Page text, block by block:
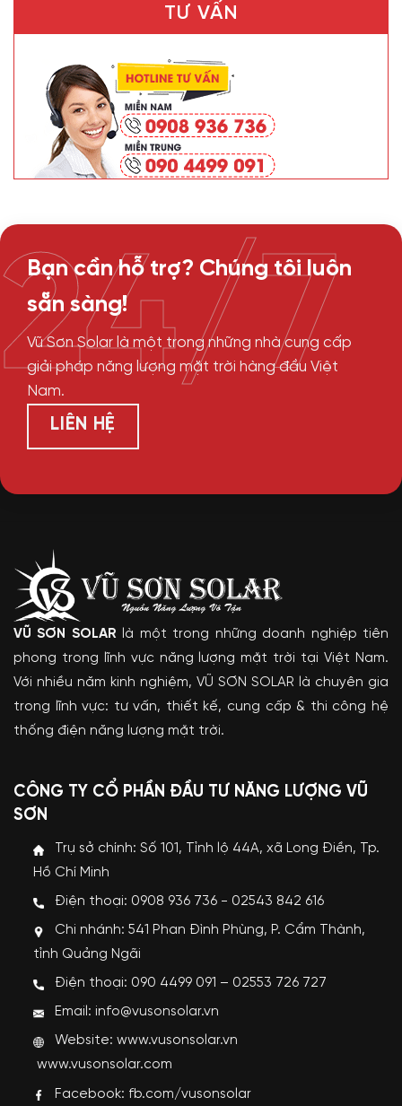
TƯ VẤN
Bạn cần hỗ trợ? Chúng tôi luôn
sẵn sàng!
Vũ Sơn Solar là một trong những nhà cung cấp
giải pháp năng lượng mặt trời hàng đầu Việt
Nam.
LIÊN HỆ
24/7
VŨ SƠN SOLAR là một trong những doanh nghiệp tiên
phong trong lĩnh vực năng lượng mặt trời tại Việt Nam.
Với nhiều năm kinh nghiệm, VŨ SƠN SOLAR là chuyên gia
trong lĩnh vực: tư vấn, thiết kế, cung cấp & thi công hệ
thống điện năng lượng mặt trời.
CÔNG TY CỔ PHẦN ĐẦU TƯ NĂNG LƯỢNG VŨ
SƠN
Trụ sở chính: Số 101, Tỉnh lộ 44A, xã Long Điền, Tp.
Hồ Chí Minh
Điện thoại: 0908 936 736 - 02543 842 616
Chi nhánh: 541 Phan Đình Phùng, P. Cẩm Thành,
tỉnh Quảng Ngãi
Điện thoại: 090 4499 091 – 02553 726 727
Email: info@vusonsolar.vn
Website:www.vusonsolar.vn
www.vusonsolar.com
Facebook: fb.com/vusonsolar